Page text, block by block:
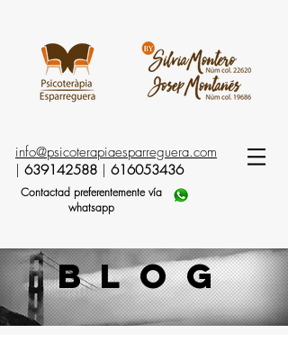
info@psicoterapiaesparreguera.com
639142588 616053436
Contactad preferentemente vía
whatsapp
blog